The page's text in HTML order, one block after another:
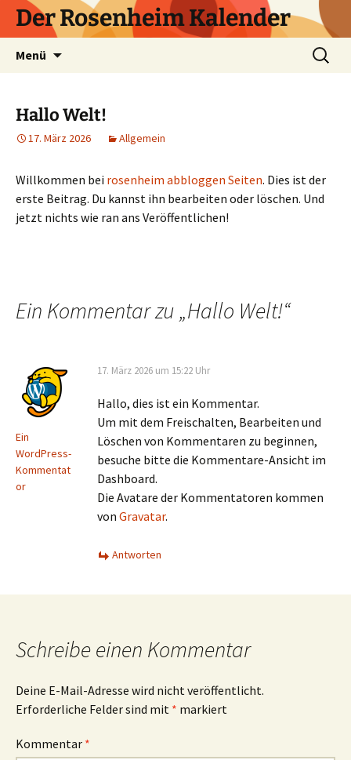
Zum
InhaltDer Rosenheim Kalender
Menü
Suchen
nach:
Hallo Welt!
17. März 2026 Allgemein
Willkommen bei rosenheim abbloggen Seiten. Dies ist der
erste Beitrag. Du kannst ihn bearbeiten oder löschen. Und
jetzt nichts wie ran ans Veröffentlichen!
Ein Kommentar zu „Hallo Welt!“
Ein
WordPress-
Kommentat
or
17. März 2026 um 15:22 Uhr
Hallo, dies ist ein Kommentar.
Um mit dem Freischalten, Bearbeiten und
Löschen von Kommentaren zu beginnen,
besuche bitte die Kommentare-Ansicht im
Dashboard.
Die Avatare der Kommentatoren kommen
von Gravatar.
Antworten
Schreibe einen Kommentar
Deine E-Mail-Adresse wird nicht veröffentlicht.
Erforderliche Felder sind mit * markiert
Kommentar *